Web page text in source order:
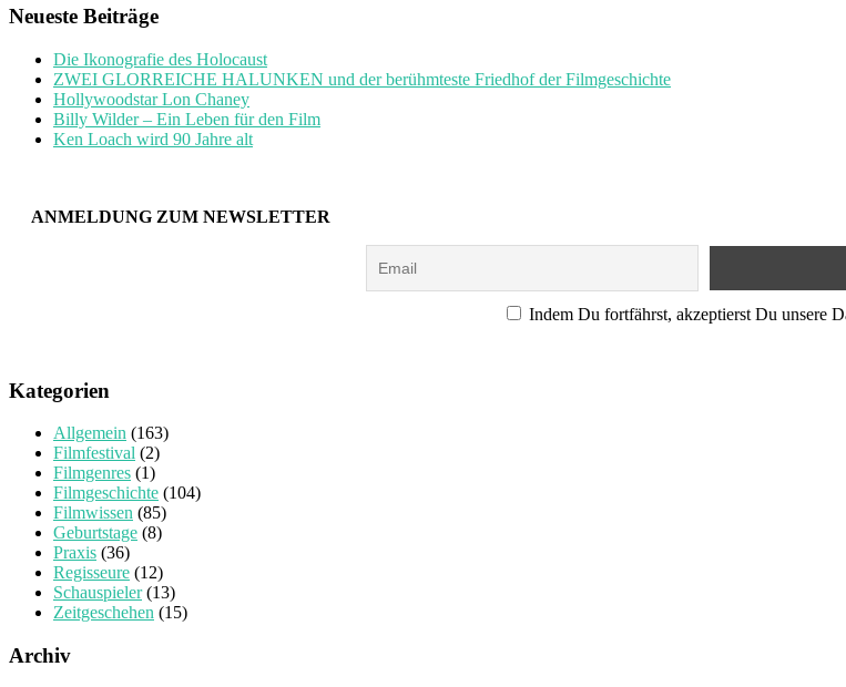
Neueste Beiträge
Die Ikonografie des Holocaust
ZWEI GLORREICHE HALUNKEN und der berühmteste Friedhof der Filmgeschichte
Hollywoodstar Lon Chaney
Billy Wilder – Ein Leben für den Film
Ken Loach wird 90 Jahre alt
ANMELDUNG ZUM NEWSLETTER
Indem Du fortfährst, akzeptierst Du unsere
Kategorien
Allgemein (163)
Filmfestival (2)
Filmgenres (1)
Filmgeschichte (104)
Filmwissen (85)
Geburtstage (8)
Praxis (36)
Regisseure (12)
Schauspieler(13)
Zeitgeschehen (15)
Archiv